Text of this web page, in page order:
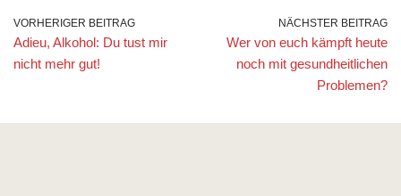
VORHERIGER BEITRAG
Adieu, Alkohol: Du tust mir
nicht mehr gut!
NÄCHSTER BEITRAG
Wer von euch kämpft heute
noch mit gesundheitlichen
Problemen?